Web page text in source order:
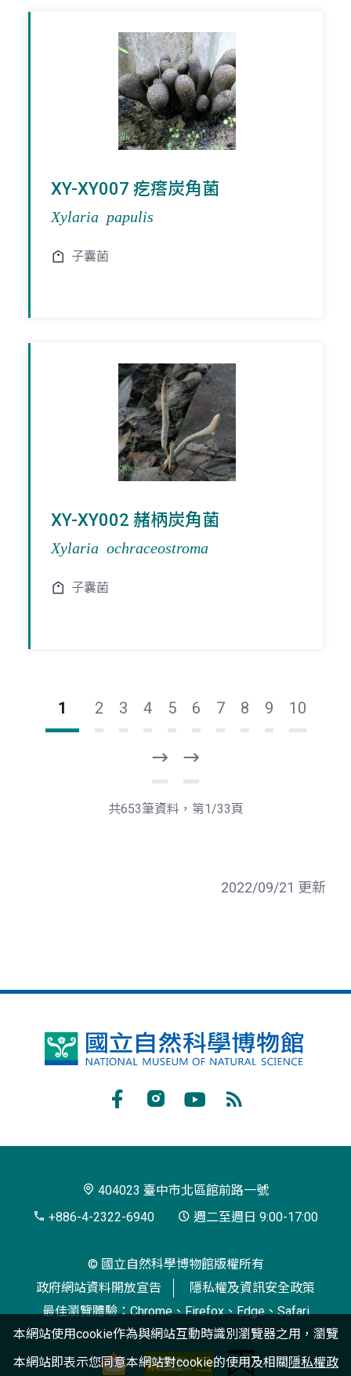
XY-XY007 疙瘩炭角菌
Xylaria papulis
子囊菌
XY-XY002 赭柄炭角菌
Xylaria ochraceostroma
子囊菌
1 2 3 4 5 6 7 8 9 10
一
頁
後
一
共653筆資料，第1/33頁
2022/09/21 更新
國
博
閱
404023 臺中市北區館前路一號
+886-4-2322-6940
週二至週日 9:00-17:00
© 國立自然科學博物館版權所有
政府網站資料開放宣告
隱私權及資訊安全政策
最佳瀏覽體驗：Chrome、Firefox、Edge、Safari
本網站使用cookie作為與網站互動時識別瀏覽器之用，瀏覽
本網站即表示您同意本網站對cookie的使用及相關隱私權政